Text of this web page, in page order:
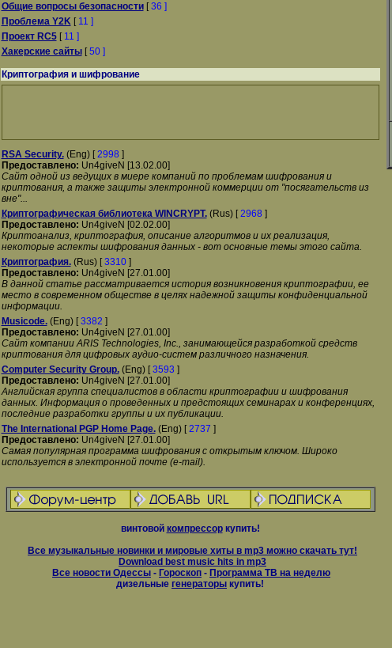
Общие вопросы безопасности[36 ]
Проблема Y2K[ 11 ]
Проект RC5[ 11 ]
Хакерские сайты[50 ]
Криптография и шифрование
RSA Security.(Eng) [2998 ]
Предоставлено: Un4giveN [13.02.00]
Сайт одной из ведущих в миере компаний по проблемам шифрования и
криптования, а также защиты электронной коммерции от "посягательств из
вне"...
Криптографическая библиотека WINCRYPT.(Rus) [2968 ]
Предоставлено: Un4giveN [02.02.00]
Криптоанализ, криптография, описание алгоритмов и их реализация,
некоторые аспекты шифрования данных - вот основные темы этого сайта.
Криптография.(Rus) [3310]
Предоставлено: Un4giveN [27.01.00]
В данной статье рассматривается история возникновения криптографии, ее
место в современном обществе в целях надежной защиты конфиденциальной
информации.
Musicode.(Eng) [3382 ]
Предоставлено: Un4giveN [27.01.00]
Сайт компании ARIS Technologies, Inc., занимающейся разработкой средств
криптования для цифровых аудио-систем различного назначения.
Computer Security Group.(Eng) [3593 ]
Предоставлено: Un4giveN [27.01.00]
Английская группа специалистов в области криптографии и шифрования
данных. Информация о проведенных и предстоящих семинарах и конференциях,
последние разработки группы и их публикации.
The International PGP Home Page.(Eng) [2737 ]
Предоставлено: Un4giveN [27.01.00]
Самая популярная программа шифрования с открытым ключом. Широко
используется в электронной почте (e-mail).
винтовой компрессоркупить!
Все музыкальные новинки и мировые хиты в mp3 можно скачать тут!
Download best music hits in mp3
Все новости Одессы - Гороскоп - Программа ТВ на неделю
дизельные генераторы купить!